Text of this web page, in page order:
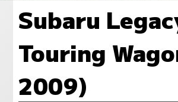
Subaru
Touring
2009)